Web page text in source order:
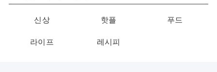
신상 핫플 푸드
라이프 레시피